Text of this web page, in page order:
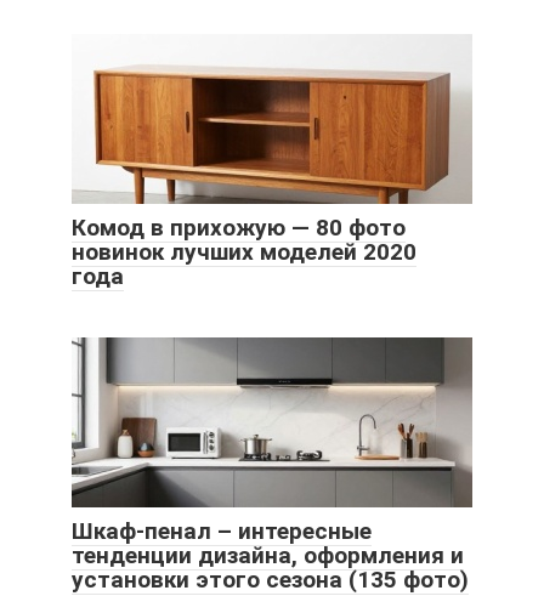
Комод в прихожую — 80 фото
новинок лучших моделей 2020
года
Шкаф-пенал – интересные
тенденции дизайна, оформления и
установки этого сезона (135 фото)